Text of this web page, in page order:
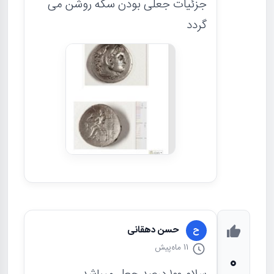
جزئیات جعلی بودن سکه روشن می
گردد
0
ح حسن دهقانی
11 ماه پیش